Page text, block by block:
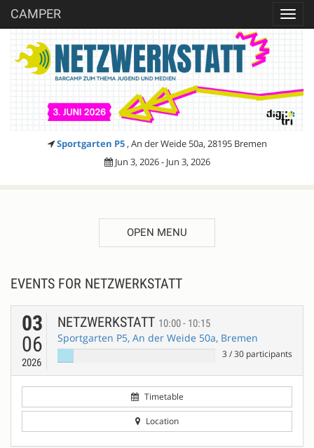
CAMPER
Sportgarten P5 , An der Weide 50a, 28195 Bremen
Jun 3, 2026 - Jun 3, 2026
OPEN MENU
EVENTS FOR NETZWERKSTATT
03
06
2026
NETZWERKSTATT 10:00 - 10:15
Sportgarten P5, An der Weide 50a, Bremen
3 /30 participants
Timetable
Location